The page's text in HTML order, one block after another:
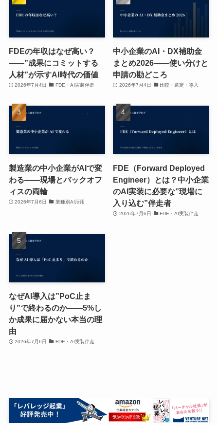
FDEの年収はなぜ高い？
——”成果にコミットする
人材”が示すAI時代の価値
2026年7月4日 FDE・AI実装伴走
中小企業のAI・DX補助金
まとめ2026——使い分けと
申請の勘どころ
2026年7月4日 比較・選定・導入
製造業の中小企業がAIで変
わる——現場とバックオフ
ィスの両輪
2026年7月6日 業種別AI活用
FDE（Forward Deployed
Engineer）とは？中小企業
のAI実装に必要な”現場に
入り込む”伴走者
2026年7月6日 FDE・AI実装伴走
なぜAI導入は”PoC止ま
り”で終わるのか——5%し
か成果に届かない本当の理
由
2026年7月6日 FDE・AI実装伴走